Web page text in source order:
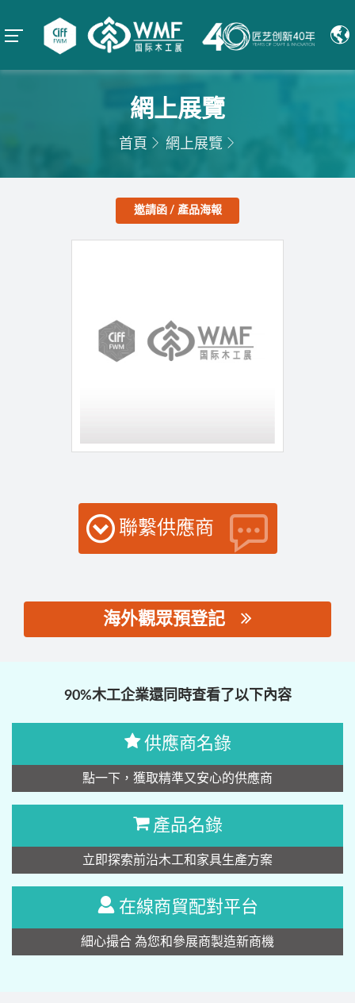
網上展覽
首頁 網上展覽
邀請函 / 產品海報
聯繫供應商
海外觀眾預登記
90%木工企業還同時查看了以下內容
供應商名錄
點一下，獲取精準又安心的供應商
產品名錄
立即探索前沿木工和家具生產方案
在線商貿配對平台
細心撮合 為您和參展商製造新商機